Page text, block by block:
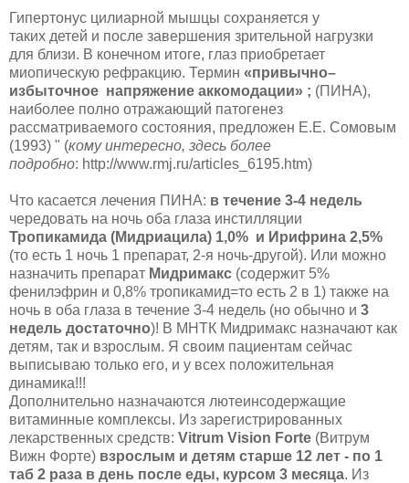
Гипертонус цилиарной мышцы сохраняется у
таких детей и после завершения зрительной нагрузки
для близи. В конечном итоге, глаз приобретает
миопическую рефракцию. Термин «привычно–
избыточное напряжение аккомодации» ; (ПИНА),
наиболее полно отражающий патогенез
рассматриваемого состояния, предложен Е.Е. Со­мо­вым
(1993) " (кому интересно, здесь более
подробно: http://www.rmj.ru/articles_6195.htm)
Что касается лечения ПИНА: в течение 3-4 недель
чередовать на ночь оба глаза инстилляции
Тропикамида (Мидриацила) 1,0% и Ирифрина 2,5%
(то есть 1 ночь 1 препарат, 2-я ночь-другой). Или можно
назначить препарат Мидримакс (содержит 5%
фенилэфрин и 0,8% тропикамид=то есть 2 в 1) также на
ночь в оба глаза в течение 3-4 недель (но обычно и 3
недель достаточно)! В МНТК Мидримакс назначают как
детям, так и взрослым. Я своим пациентам сейчас
выписываю только его, и у всех положительная
динамика!!!
Дополнительно назначаются лютеинсодержащие
витаминные комплексы. Из зарегистрированных
лекарственных средств: Vitrum Vision Forte (Витрум
Вижн Форте) взрослым и детям старше 12 лет - по 1
таб 2 раза в день после еды, курсом 3 месяца. Из